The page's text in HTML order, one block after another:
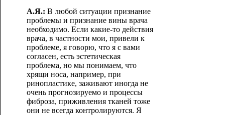
А.Я.: В любой ситуации признание
проблемы и признание вины врача
необходимо. Если какие-то действия
врача, в частности мои, привели к
проблеме, я говорю, что я с вами
согласен, есть эстетическая
проблема, но мы понимаем, что
хрящи носа, например, при
ринопластике, заживают иногда не
очень прогнозируемо и процессы
фиброза, приживления тканей тоже
они не всегда контролируются. Я